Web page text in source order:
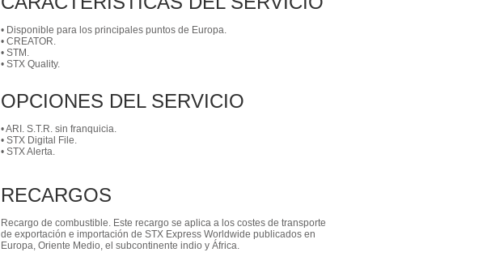
• Disponible para los principales puntos de Europa.
• CREATOR.
• STM.
• STX Quality.
OPCIONES DEL SERVICIO
• ARI. S.T.R. sin franquicia.
• STX Digital File.
• STX Alerta.
RECARGOS
Recargo de combustible. Este recargo se aplica a los costes de transporte
de exportación e importación de STX Express Worldwide publicados en
Europa, Oriente Medio, el subcontinente indio y África.